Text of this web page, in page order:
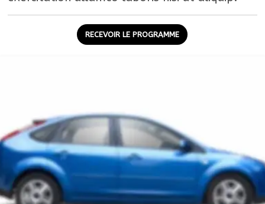
RECEVOIR LE PROGRAMME